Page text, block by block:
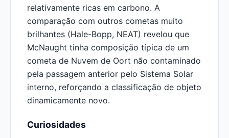
relativamente ricas em carbono. A
comparação com outros cometas muito
brilhantes (Hale-Bopp, NEAT) revelou que
McNaught tinha composição típica de um
cometa de Nuvem de Oort não contaminado
pela passagem anterior pelo Sistema Solar
interno, reforçando a classificação de objeto
dinamicamente novo.
Curiosidades